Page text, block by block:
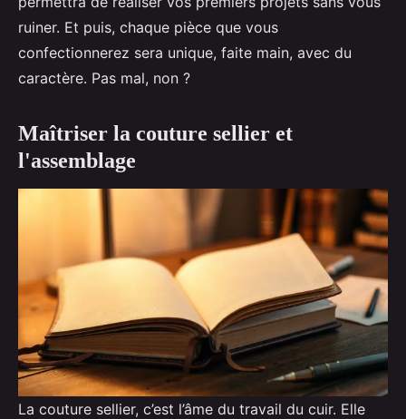
ruiner. Et puis, chaque pièce que vous
confectionnerez sera unique, faite main, avec du
caractère. Pas mal, non ?
Maîtriser la couture sellier et
l'assemblage
La couture sellier, c’est l’âme du travail du cuir. Elle